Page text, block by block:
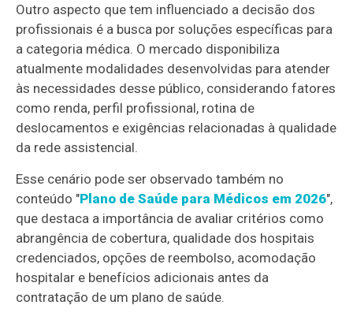
Outro aspecto que tem influenciado a decisão dos
profissionais é a busca por soluções específicas para
a categoria médica. O mercado disponibiliza
atualmente modalidades desenvolvidas para atender
às necessidades desse público, considerando fatores
como renda, perfil profissional, rotina de
deslocamentos e exigências relacionadas à qualidade
da rede assistencial.
Esse cenário pode ser observado também no
conteúdo "Plano de Saúde para Médicos em 2026",
que destaca a importância de avaliar critérios como
abrangência de cobertura, qualidade dos hospitais
credenciados, opções de reembolso, acomodação
hospitalar e benefícios adicionais antes da
contratação de um plano de saúde.